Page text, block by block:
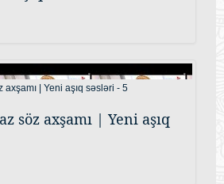
söz axşamı | Yeni aşıq